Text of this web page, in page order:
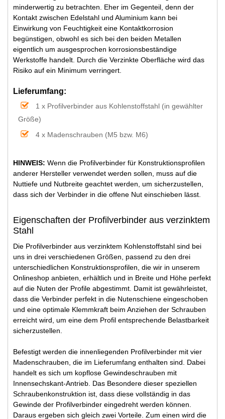
minderwertig zu betrachten. Eher im Gegenteil, denn der
Kontakt zwischen Edelstahl und Aluminium kann bei
Einwirkung von Feuchtigkeit eine Kontaktkorrosion
begünstigen, obwohl es sich bei den beiden Metallen
eigentlich um ausgesprochen korrosionsbeständige
Werkstoffe handelt. Durch die Verzinkte Oberfläche wird das
Risiko auf ein Minimum verringert.
Lieferumfang:
1 x Profilverbinder aus Kohlenstoffstahl (in gewählter
Größe)
4 x Madenschrauben (M5 bzw. M6)
HINWEIS: Wenn die Profilverbinder für Konstruktionsprofilen
anderer Hersteller verwendet werden sollen, muss auf die
Nuttiefe und Nutbreite geachtet werden, um sicherzustellen,
dass sich der Verbinder in die offene Nut einschieben lässt.
Eigenschaften der Profilverbinder aus verzinktem
Stahl
Die Profilverbinder aus verzinktem Kohlenstoffstahl sind bei
uns in drei verschiedenen Größen, passend zu den drei
unterschiedlichen Konstruktionsprofilen, die wir in unserem
Onlineshop anbieten, erhältlich und in Breite und Höhe perfekt
auf die Nuten der Profile abgestimmt. Damit ist gewährleistet,
dass die Verbinder perfekt in die Nutenschiene eingeschoben
und eine optimale Klemmkraft beim Anziehen der Schrauben
erreicht wird, um eine dem Profil entsprechende Belastbarkeit
sicherzustellen.
Befestigt werden die innenliegenden Profilverbinder mit vier
Madenschrauben, die im Lieferumfang enthalten sind. Dabei
handelt es sich um kopflose Gewindeschrauben mit
Innensechskant-Antrieb. Das Besondere dieser speziellen
Schraubenkonstruktion ist, dass diese vollständig in das
Gewinde der Profilverbinder eingedreht werden können.
Daraus ergeben sich gleich zwei Vorteile. Zum einen wird die